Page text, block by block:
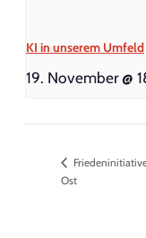
KI in unserem Umfeld
19. November @
Ost